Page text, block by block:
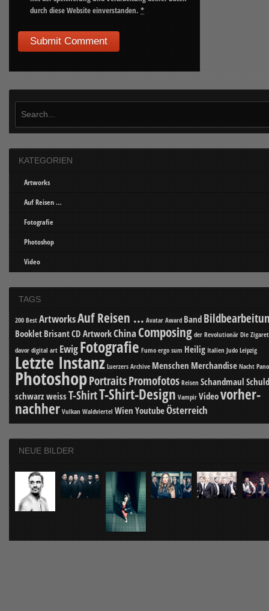
durch diese Website einverstanden.*
KATEGORIEN
Artworks
Auf Reisen …
Fotografie
Photoshop
Video
TAGS
200 Best ArtworksAuf Reisen ... Avatar Award Band
Booklet BrisantCD ArtworkChinaComposing der Revolutionär Die
davor digital art EwigFotografie Fumo ergo sum Heilig Italien Judo Leipzig
Letzte Instanz Luerzers Archive Menschen Merchandise Nacht
PhotoshopPortraitsPromofotos Reisen Schandmaul
schwarz weissT-ShirtT-Shirt-Design Vampir Videovorher-
nachher Vulkan Waldviertel Wien YoutubeÖsterreich
NEUE BILDER